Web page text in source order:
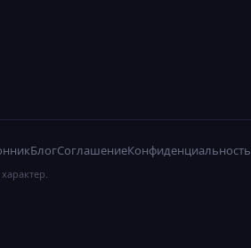
БлогСоглашениеКонфиденциальность